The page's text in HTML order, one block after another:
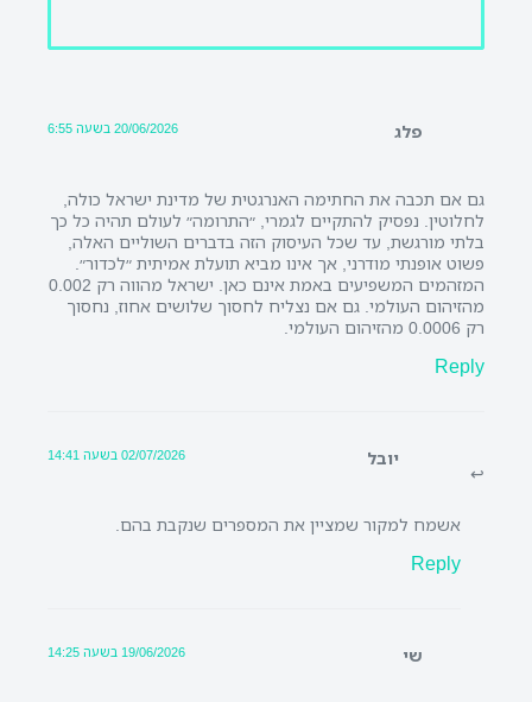
פלג 20/06/2026 בשעה 6:55
גם אם תכבה את החתימה האנרגטית של מדינת ישראל כולה,
לחלוטין. נפסיק להתקיים לגמרי, ״התרומה״ לעולם תהיה כל כך
בלתי מורגשת, עד שכל העיסוק הזה בדברים השוליים האלה,
פשוט אופנתי מודרני, אך אינו מביא תועלת אמיתית ״לכדור״.
המזהמים המשפיעים באמת אינם כאן. ישראל מהווה רק 0.002
מהזיהום העולמי. גם אם נצליח לחסוך שלושים אחוז, נחסוך
רק 0.0006 מהזיהום העולמי.
Reply
יובל 02/07/2026 בשעה 14:41
אשמח למקור שמציין את המספרים שנקבת בהם.
Reply
שי 19/06/2026 בשעה 14:25